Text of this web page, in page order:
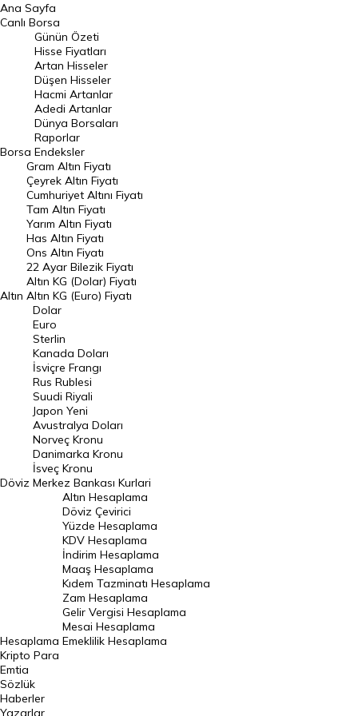
BIST 100 Hisseleri
En Çok Artan Hisseler
En Çok Düşen Hisseler
Hacmi Artanlar
Geçmiş Kapanışlar
Dünya Borsaları
Raporlar
Endeksler
DÖVİZ
Döviz Kuru
Dolar Kuru
Euro Kuru
Pound Kuru
Frank Kuru
Riyal Kuru
Avustralya Doları
Danimarka Kronu Kuru
Kanada Doları Kuru
Norveç Kronu Kuru
İsveç Kronu Kuru
Japon Yeni Kuru
Serbest Piyasa Döviz Kurları
Merkez Bankası Döviz Kurları
Altın Fiyatları
Gram Altın Fiyatı
Çeyrek Altın Fiyatı
Ana Sayfa
Canlı Borsa
Borsa
Günün Özeti
Hisse Fiyatları
Artan Hisseler
Düşen Hisseler
Hacmi Artanlar
Adedi Artanlar
Dünya Borsaları
Raporlar
Endeksler
Altın
Gram Altın Fiyatı
Çeyrek Altın Fiyatı
Cumhuriyet Altını Fiyatı
Tam Altın Fiyatı
Yarım Altın Fiyatı
Has Altın Fiyatı
Ons Altın Fiyatı
22 Ayar Bilezik Fiyatı
Altın KG (Dolar) Fiyatı
Altın KG (Euro) Fiyatı
Döviz
Dolar
Euro
Sterlin
Kanada Doları
İsviçre Frangı
Rus Rublesi
Suudi Riyali
Japon Yeni
Avustralya Doları
Norveç Kronu
Danimarka Kronu
İsveç Kronu
Merkez Bankası Kurlari
Hesaplama
Altın Hesaplama
Döviz Çevirici
Yüzde Hesaplama
KDV Hesaplama
İndirim Hesaplama
Maaş Hesaplama
Kıdem Tazminatı Hesaplama
Zam Hesaplama
Gelir Vergisi Hesaplama
Mesai Hesaplama
Emeklilik Hesaplama
Kripto Para
Emtia
Sözlük
Haberler
Yazarlar